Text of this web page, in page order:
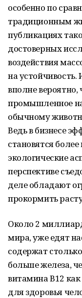
особенно по
традиционным
публикациях
достоверных
воздействия
на
вполне
промышленное
обычному
Ведь в бизнесе
становятся
экологические
перспективе
деле обладают
прокормить
Около 2
мира, уже едят
содержат
больше железа,
витамина В12 как
для здоровья